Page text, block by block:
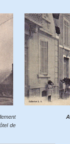
de